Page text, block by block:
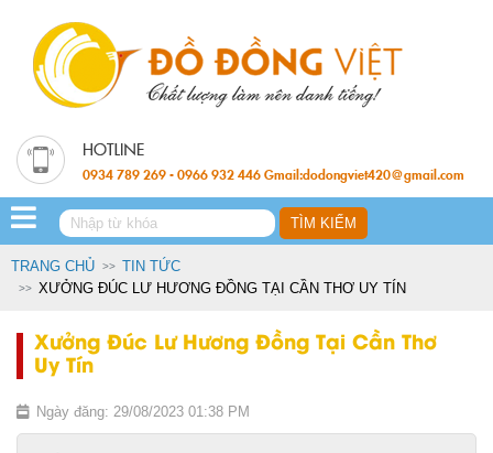
0934 789 269 - 0966 932 446 Gmail:dodongviet420@gmail.com
TRANG CHỦ
TIN TỨC
XƯỞNG ĐÚC LƯ HƯƠNG ĐỒNG TẠI CẦN THƠ UY TÍN
Xưởng Đúc Lư Hương Đồng Tại Cần Thơ
Uy Tín
Ngày đăng: 29/08/2023 01:38 PM